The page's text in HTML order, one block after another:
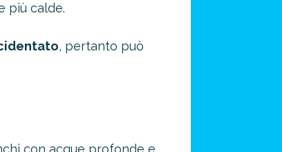
più calde.
, pertanto può
con acque profonde e